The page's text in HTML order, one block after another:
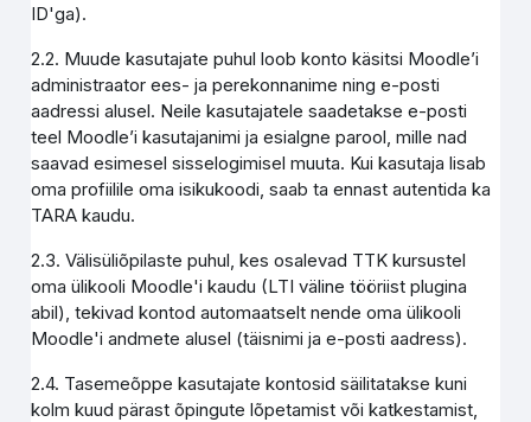
ID'ga).
2.2. Muude kasutajate puhul loob konto käsitsi Moodle’i
administraator ees- ja perekonnanime ning e-posti
aadressi alusel. Neile kasutajatele saadetakse e-posti
teel Moodle’i kasutajanimi ja esialgne parool, mille nad
saavad esimesel sisselogimisel muuta. Kui kasutaja lisab
oma profiilile oma isikukoodi, saab ta ennast autentida ka
TARA kaudu.
2.3. Välisüliõpilaste puhul, kes osalevad TTK kursustel
oma ülikooli Moodle'i kaudu (LTI väline tööriist plugina
abil), tekivad kontod automaatselt nende oma ülikooli
Moodle'i andmete alusel (täisnimi ja e-posti aadress).
2.4. Tasemeõppe kasutajate kontosid säilitatakse kuni
kolm kuud pärast õpingute lõpetamist või katkestamist,